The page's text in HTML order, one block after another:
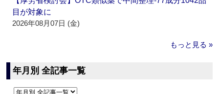
目が対象に
2026年08月07日 (金)
もっと見る »
年月別 全記事一覧